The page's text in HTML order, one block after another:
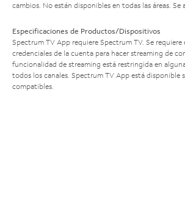
cambios. No están disponibles en todas las áreas. Se
Especificaciones de Productos/Dispositivos
Spectrum TV App requiere Spectrum TV. Se requiere
credenciales de la cuenta para hacer streaming de
funcionalidad de streaming está restringida en
todos los canales. Spectrum TV App está disponible
compatibles.